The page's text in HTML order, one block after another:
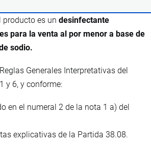
producto es un desinfectante
para la venta al por menor a base de
sodio.
Generales Interpretativas del
y 6, y conforme:
en el numeral 2 de la nota 1 a) del
explicativas de la Partida 38.08.